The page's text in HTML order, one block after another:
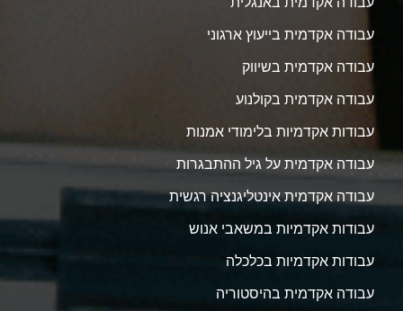
עבודה אקדמית בייעוץ ארגוני
עבודה אקדמית בשיווק
עבודה אקדמית בקולנוע
עבודות אקדמיות בלימודי אמנות
עבודה אקדמית על גיל ההתבגרות
עבודה אקדמית אינטליגנציה רגשית
עבודות אקדמיות במשאבי אנוש
עבודות אקדמיות בכלכלה
עבודה אקדמית בהיסטוריה